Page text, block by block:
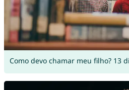
Como devo chamar meu filho? 13